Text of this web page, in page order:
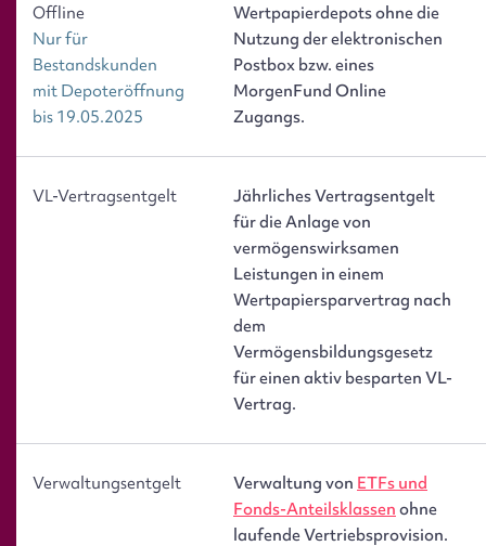
Offline
Nur für
Bestandskunden
mit Depoteröffnung
bis 19.05.2025
Wertpapierdepotsohnedie
Nutzung der elektronischen
Postbox bzw. eines
MorgenFund Online
Zugangs.
VL-Vertragsentgelt
Jährliches Vertragsentgelt
für die Anlage von
vermögenswirksamen
Leistungen in einem
Wertpapiersparvertrag nach
dem
Vermögensbildungsgesetz
für einen aktiv besparten VL-
Vertrag.
Verwaltungsentgelt Verwaltung von ETFs und
Fonds-Anteilsklassen ohne
laufende Vertriebsprovision.